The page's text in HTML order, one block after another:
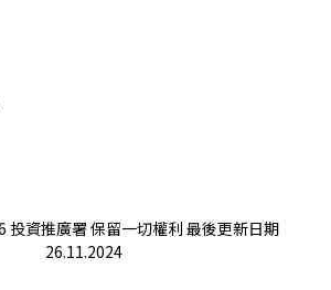
投資推廣署 保留一切權利 最後更新日期
26.11.2024